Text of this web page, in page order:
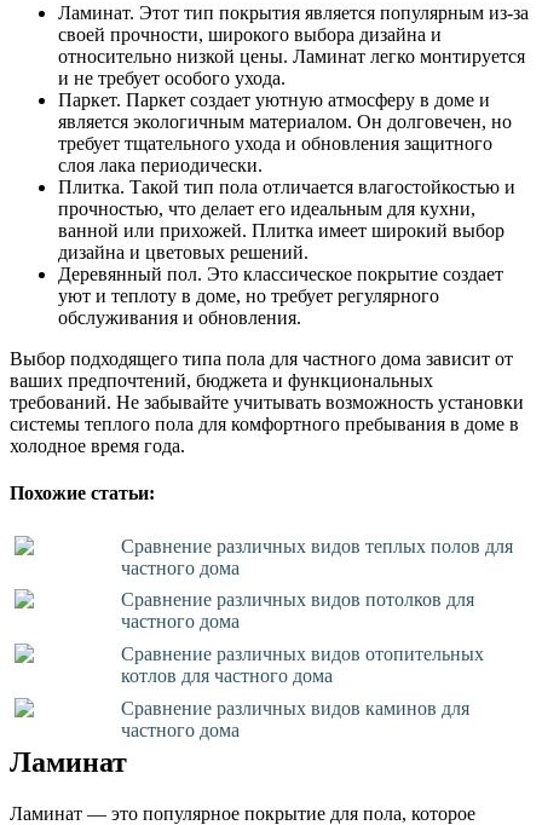
Ламинат. Этот тип покрытия является популярным из-за
своей прочности, широкого выбора дизайна и
относительно низкой цены. Ламинат легко монтируется
и не требует особого ухода.
Паркет. Паркет создает уютную атмосферу в доме и
является экологичным материалом. Он долговечен, но
требует тщательного ухода и обновления защитного
слоя лака периодически.
Плитка. Такой тип пола отличается влагостойкостью и
прочностью, что делает его идеальным для кухни,
ванной или прихожей. Плитка имеет широкий выбор
дизайна и цветовых решений.
Деревянный пол. Это классическое покрытие создает
уют и теплоту в доме, но требует регулярного
обслуживания и обновления.
Выбор подходящего типа пола для частного дома зависит от
ваших предпочтений, бюджета и функциональных
требований. Не забывайте учитывать возможность установки
системы теплого пола для комфортного пребывания в доме в
холодное время года.
Похожие статьи:
Сравнение различных видов теплых полов для
частного дома
Сравнение различных видов потолков для
частного дома
Сравнение различных видов отопительных
котлов для частного дома
Сравнение различных видов каминов для
частного дома
Ламинат
Ламинат — это популярное покрытие для пола, которое